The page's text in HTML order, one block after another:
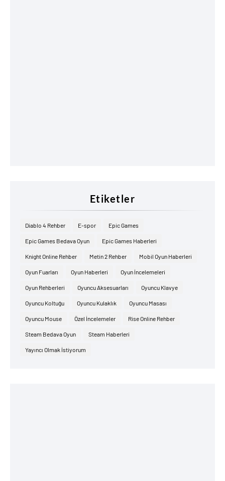
Etiketler
Diablo 4 Rehber E-spor Epic Games
Epic Games Bedava Oyun Epic Games Haberleri
Knight Online Rehber Metin 2 Rehber Mobil Oyun Haberleri
Oyun Fuarları Oyun Haberleri Oyun İncelemeleri
Oyun Rehberleri Oyuncu Aksesuarları Oyuncu Klavye
Oyuncu Koltuğu Oyuncu Kulaklık Oyuncu Masası
Oyuncu Mouse Özel İncelemeler Rise Online Rehber
Steam Bedava Oyun Steam Haberleri
Yayıncı Olmak İstiyorum